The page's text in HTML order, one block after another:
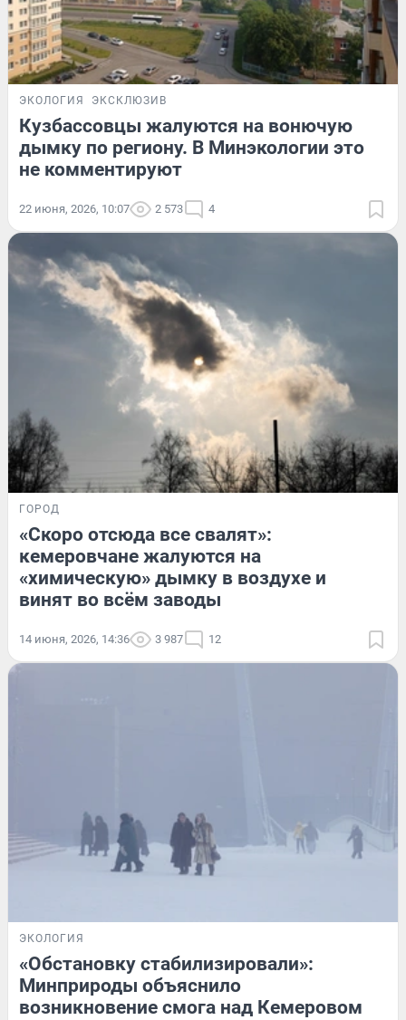
ЭКОЛОГИЯ ЭКСКЛЮЗИВ
Кузбассовцы жалуются на вонючую
дымку по региону. В Минэкологии это
не комментируют
22 июня, 2026, 10:07 2 573 4
ГОРОД
«Скоро отсюда все свалят»:
кемеровчане жалуются на
«химическую» дымку в воздухе и
винят во всём заводы
14 июня, 2026, 14:36 3 987 12
ЭКОЛОГИЯ
«Обстановку стабилизировали»:
Минприроды объяснило
возникновение смога над Кемеровом